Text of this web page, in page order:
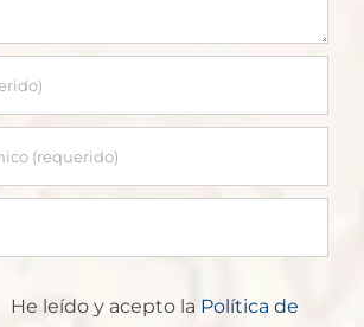
He leído y acepto la Política de